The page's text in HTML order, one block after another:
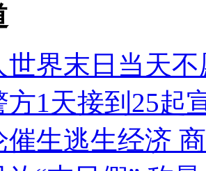
权政治霸凌主义
世界末日当天
方1天接到25起
催生逃生经济